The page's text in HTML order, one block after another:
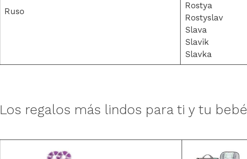
Ruso
Rostya
Rostyslav
Slava
Slavik
Slavka
Los regalos más lindos para ti y tu bebé